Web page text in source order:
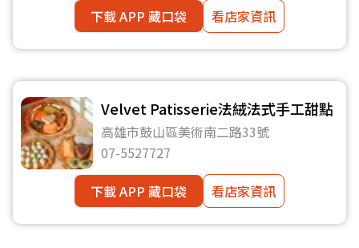
下載 APP 藏口袋
看店家資訊
Velvet Patisserie法絨法式手工甜點
高雄市鼓山區美術南二路33號
07-5527727
下載 APP 藏口袋
看店家資訊